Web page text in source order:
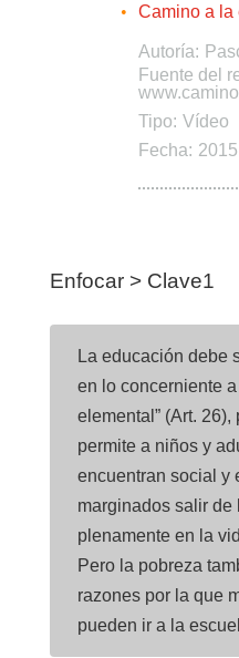
Camino a la
Autoría:
Fuente del
Tipo: Vídeo
Fecha: 2015
Enfocar > Clave1
La educación debe
en lo concerniente
elemental” (Art.
permite a niños y
encuentran social y
marginados salir de
plenamente en la
Pero la pobreza
razones por la que
pueden ir a la